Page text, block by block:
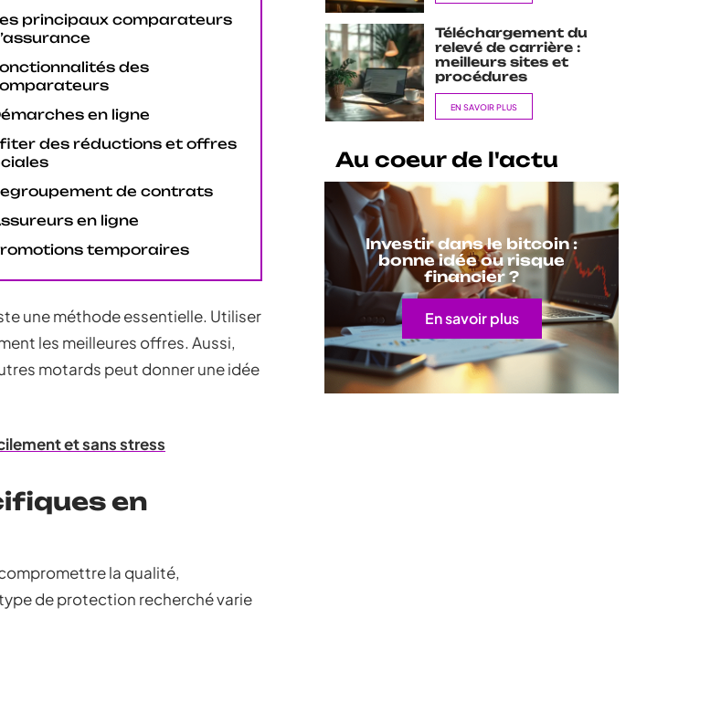
principaux comparateurs
des
en ligne
des réductions et offres
de contrats
en ligne
temporaires
une méthode essentielle. Utiliser
les meilleures offres. Aussi,
motards peut donner une idée
et sans stress
en
la qualité,
de protection recherché varie
Téléchargement du
relevé de carrière :
meilleurs sites et
procédures
EN SAVOIR PLUS
Au coeur de l'actu
Investir dans le bitcoin :
bonne idée ou risque
financier ?
En savoir plus